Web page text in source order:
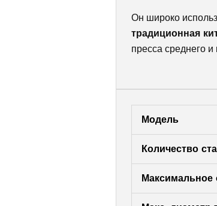
Он широко
традиционная
пресса среднего
Модель
Количество
Максимальное